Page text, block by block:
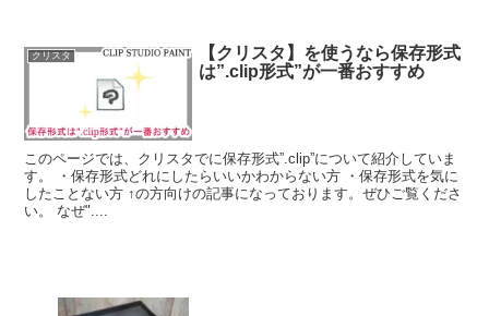
クリスタ
【クリスタ】を使うなら保存形式
は”.clip形式”が一番おすすめ
このページでは、クリスタでに保存形式”.clip”について紹介していま
す。 ・保存形式どれにしたらいいかわからない方 ・保存形式を気に
したことない方 ↑の方向けの記事になっております。ぜひご覧くださ
い。 なぜ"....